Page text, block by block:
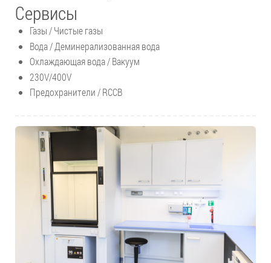
Сервисы
Газы / Чистые газы
Вода / Деминерализованная вода
Охлаждающая вода / Вакуум
230V/400V
Предохранители / RCCB